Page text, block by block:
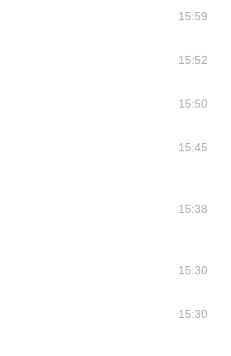
15:59
15:52
15:50
15:45
15:38
15:30
15:30